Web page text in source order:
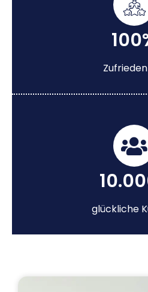
glückliche